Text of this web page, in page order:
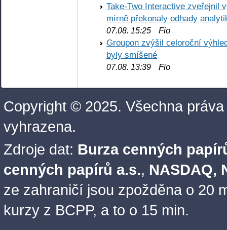
Take-Two Interactive zveřejnil
mírně překonaly odhady
07.08. 15:25 Fio
Groupon zvýšil celoroční
byly smíšené
07.08. 13:39 Fio
Copyright © 2025. Všechna práva
vyhrazena.
Zdroje dat: Burza cenných
cenných papírů a.s., NASDAQ,
ze zahraničí jsou zpožděna o 20
kurzy z BCPP, a to o 15 min.